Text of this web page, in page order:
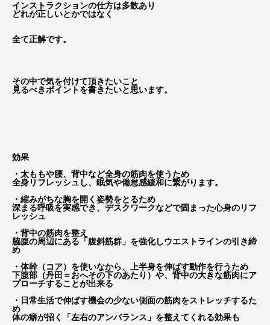
インストラクションの仕方は多数あり
どれが正しいとかではなく
全て正解です。
その中で気を付けて頂きたいこと
見るべきポイントを書きたいと思います。
効果
・太ももや腰、背中など全身の筋肉を使うため
全身リフレッシュし、眠気や倦怠感緩和に繋がります。
・縮みがちな胸を開く姿勢をとるため
深まる呼吸を実感でき、デスクワークなどで固まった心身のリフ
レッシュ
・背中の筋肉を整え
脇腹の周辺にある「腹斜筋群」を強化しウエストラインの引き締
め
・体幹（コア）を使いなから、上半身を伸ばす動作を行うため
下腹部（丹田＝おへその下のあたり）や、背中の大きな筋肉にア
プローチすることが出来る
・日常生活で伸ばす機会の少ない側面の筋肉をストレッチするた
め
体の癖が招く「左右のアンバランス」を整えてくれる効果も